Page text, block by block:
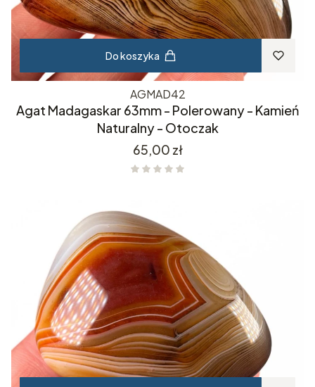
Do koszyka
AGMAD42
Agat Madagaskar 63mm - Polerowany - Kamień
Naturalny - Otoczak
Cena
65,00 zł